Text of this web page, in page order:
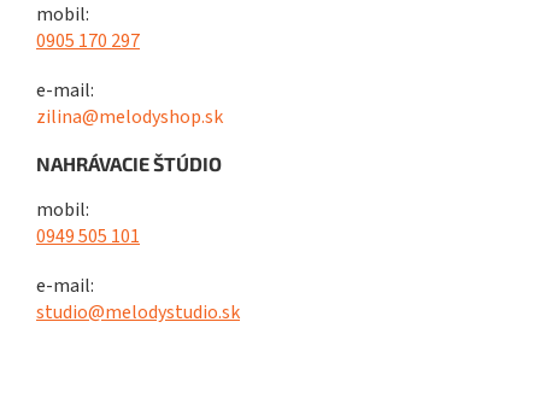
mobil:
0905 170 297
e-mail:
zilina@melodyshop.sk
NAHRÁVACIE ŠTÚDIO
mobil:
0949 505 101
e-mail:
studio@melodystudio.sk